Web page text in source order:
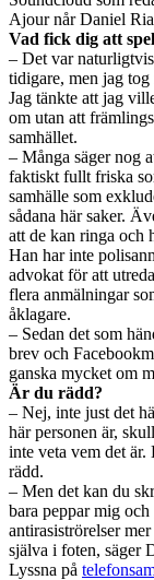
Ajour når Daniel
Vad fick dig att
– Det var
tidigare, men jag tog
Jag tänkte att jag
om utan att
samhället.
– Många säger nog
faktiskt fullt friska
samhälle som
sådana här saker.
att de kan ringa och
Han har inte
advokat för att
flera anmälningar
åklagare.
– Sedan det som
brev och
ganska mycket om
Är du rädd?
– Nej, inte just det
här personen är,
inte veta vem det
rädd.
– Men det kan du
bara peppar mig
antirasiströrelser
själva i foten, säger
Lyssna på